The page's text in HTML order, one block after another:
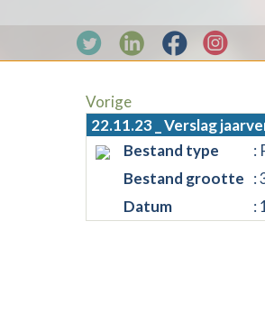
Vorige
22.11.23 _ Verslag
Bestand type
:
Bestand grootte :
Datum
: